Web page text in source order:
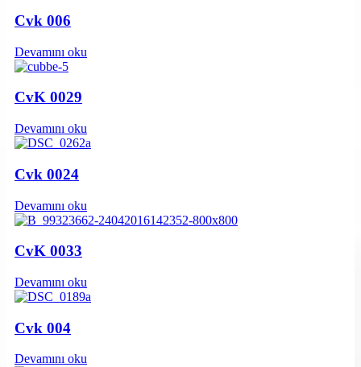
Cvk 006
Devamını oku
CvK 0029
Devamını oku
Cvk 0024
Devamını oku
CvK 0033
Devamını oku
Cvk 004
Devamını oku